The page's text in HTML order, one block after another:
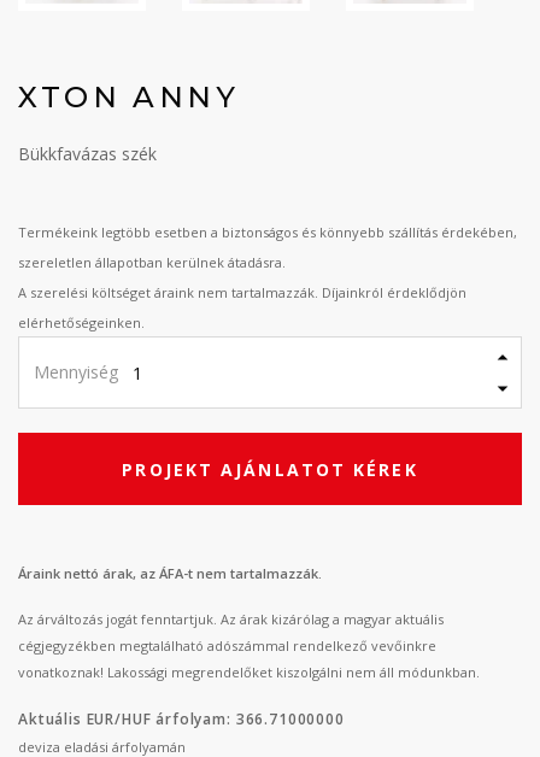
XTON ANNY
Bükkfavázas szék
Termékeink legtöbb esetben a biztonságos és könnyebb szállítás érdekében,
szereletlen állapotban kerülnek átadásra.
A szerelési költséget áraink nem tartalmazzák. Díjainkról érdeklődjön
elérhetőségeinken.
Mennyiség
PROJEKT AJÁNLATOT KÉREK
Áraink nettó árak, az ÁFA-t nem tartalmazzák.
Az árváltozás jogát fenntartjuk. Az árak kizárólag a magyar aktuális
cégjegyzékben megtalálható adószámmal rendelkező vevőinkre
vonatkoznak! Lakossági megrendelőket kiszolgálni nem áll módunkban.
Aktuális EUR/HUF árfolyam: 366.71000000
deviza eladási árfolyamán